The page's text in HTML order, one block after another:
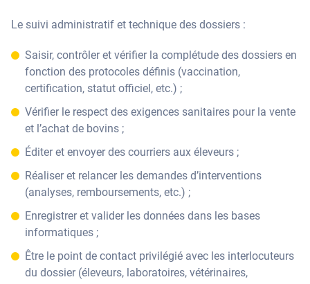
Le suivi administratif et technique des dossiers :
Saisir, contrôler et vérifier la complétude des dossiers en
fonction des protocoles définis (vaccination,
certification, statut officiel, etc.) ;
Vérifier le respect des exigences sanitaires pour la vente
et l’achat de bovins ;
Éditer et envoyer des courriers aux éleveurs ;
Réaliser et relancer les demandes d’interventions
(analyses, remboursements, etc.) ;
Enregistrer et valider les données dans les bases
informatiques ;
Être le point de contact privilégié avec les interlocuteurs
du dossier (éleveurs, laboratoires, vétérinaires,